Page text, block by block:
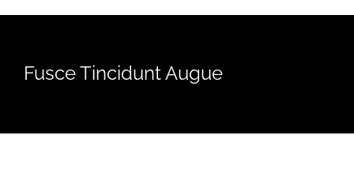
Fusce Tincidunt Augue